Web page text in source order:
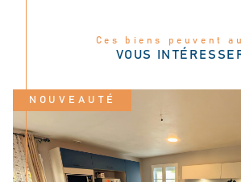
Ces biens peuvent
VOUS
NOUVEAUTÉ